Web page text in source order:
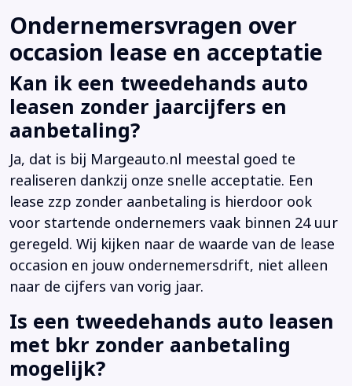
Ondernemersvragen over
occasion lease en acceptatie
Kan ik een tweedehands auto
leasen zonder jaarcijfers en
aanbetaling?
Ja, dat is bij Margeauto.nl meestal goed te
realiseren dankzij onze snelle acceptatie. Een
lease zzp zonder aanbetaling is hierdoor ook
voor startende ondernemers vaak binnen 24 uur
geregeld. Wij kijken naar de waarde van de lease
occasion en jouw ondernemersdrift, niet alleen
naar de cijfers van vorig jaar.
Is een tweedehands auto leasen
met bkr zonder aanbetaling
mogelijk?